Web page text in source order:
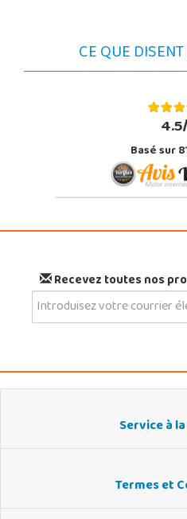
CE QUE
Basé sur
Recevez toutes nos
Service à
Termes et